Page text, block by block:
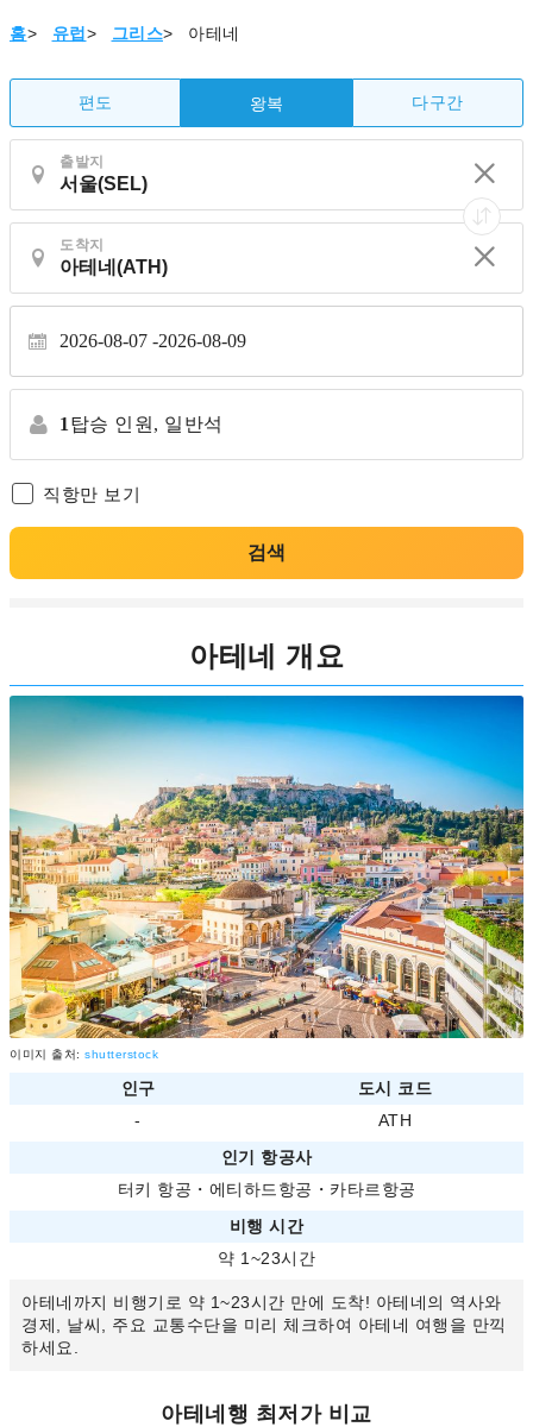
홈> 유럽 > 그리스> 아테네
편도 왕복 다구간
출발지
도착지
2026-08-07 2026-08-09
1 탑승 인원, 일반석
직항만 보기
검색
아테네 개요
이미지 출처: shutterstock
인구
도시 코드
-
ATH
인기 항공사
터키 항공 ・ 에티하드항공 ・ 카타르항공
비행 시간
약 1~23시간
아테네까지 비행기로 약 1~23시간 만에 도착! 아테네의 역사와
경제, 날씨, 주요 교통수단을 미리 체크하여 아테네 여행을 만끽
하세요.
아테네행 최저가 비교